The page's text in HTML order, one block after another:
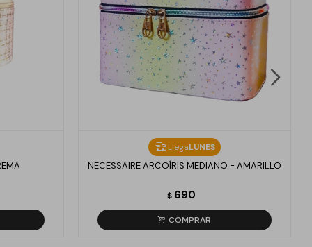
LlegaLUNES
NECESSAIRE ARCOÍRIS MEDIANO - AMARILLO
$ 690